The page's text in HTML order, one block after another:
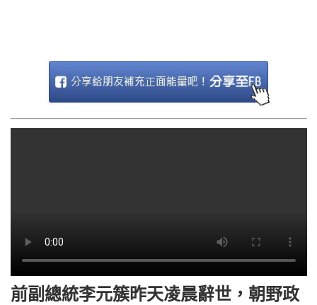
前副總統李元簇昨天凌晨辭世，朝野政